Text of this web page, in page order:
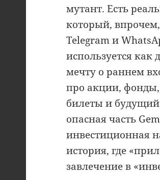
мутант. Есть
который, впрочем,
Telegram и
используется
мечту о раннем
про акции,
билеты и будущий
опасная часть
инвестиционная
история, где
завлечение в